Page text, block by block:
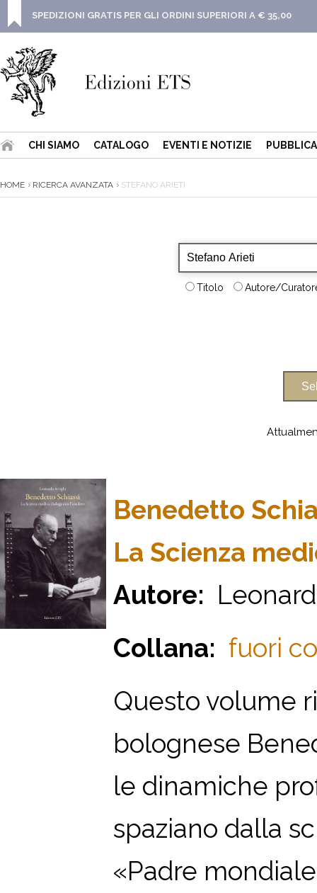
SPEDIZIONI GRATIS PER GLI ORDINI SUPERIORI A € 35,00
CHI SIAMO CATALOGO EVENTI E NOTIZIE
HOME RICERCA AVANZATA STEFANO ARIETI
Titolo Autore/
Benedetto
La Scienza
Autore:
Collana: fuori
Questo volume
bolognese
le dinamiche
spaziano dalla
«Padre